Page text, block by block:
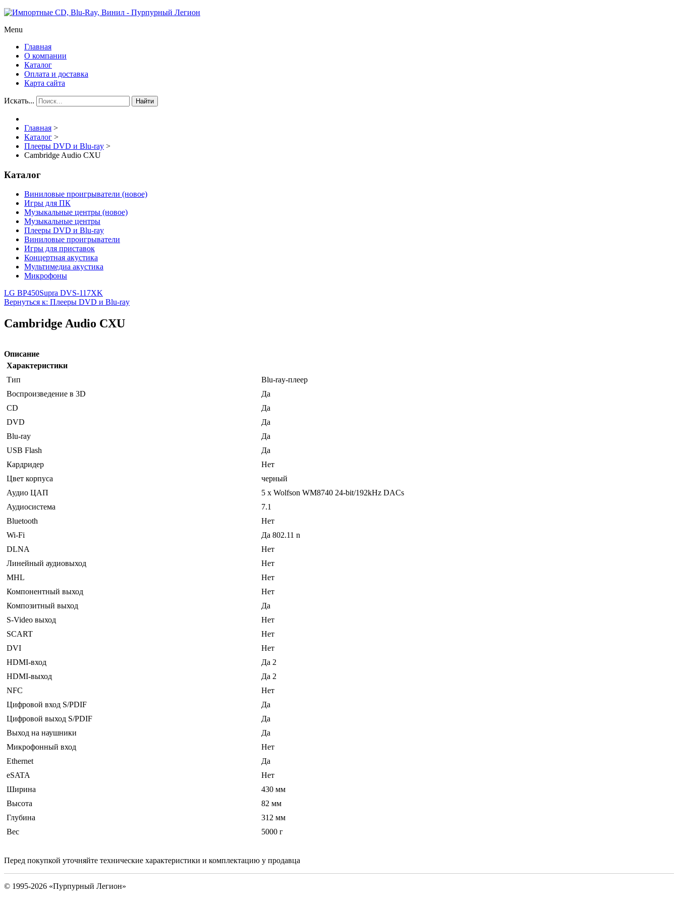
Menu
Главная
О компании
Каталог
Оплата и доставка
Карта сайта
Искать... Найти
Главная >
Каталог >
Плееры DVD и Blu-ray >
Cambridge Audio CXU
Каталог
Виниловые проигрыватели (новое)
Игры для ПК
Музыкальные центры (новое)
Музыкальные центры
Плееры DVD и Blu-ray
Виниловые проигрыватели
Игры для приставок
Концертная акустика
Мультимедиа акустика
Микрофоны
LG BP450Supra DVS-117XK
Вернуться к: Плееры DVD и Blu-ray
Cambridge Audio CXU
Описание
Характеристики
Тип
Blu-ray-плеер
Воспроизведение в 3D
Да
CD
Да
DVD
Да
Blu-ray
Да
USB Flash
Да
Кардридер
Нет
Цвет корпуса
черный
Аудио ЦАП
5 x Wolfson WM8740 24-bit/192kHz DACs
Аудиосистема
7.1
Bluetooth
Нет
Wi-Fi
Да 802.11 n
DLNA
Нет
Линейный аудиовыход
Нет
MHL
Нет
Компонентный выход
Нет
Композитный выход
Да
S-Video выход
Нет
SCART
Нет
DVI
Нет
HDMI-вход
Да 2
HDMI-выход
Да 2
NFC
Нет
Цифровой вход S/PDIF
Да
Цифровой выход S/PDIF
Да
Выход на наушники
Да
Микрофонный вход
Нет
Ethernet
Да
eSATA
Нет
Ширина
430 мм
Высота
82 мм
Глубина
312 мм
Вес
5000 г
Перед покупкой уточняйте технические характеристики и комплектацию у продавца
© 1995-2026 «Пурпурный Легион»